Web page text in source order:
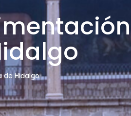
de Hidalgo